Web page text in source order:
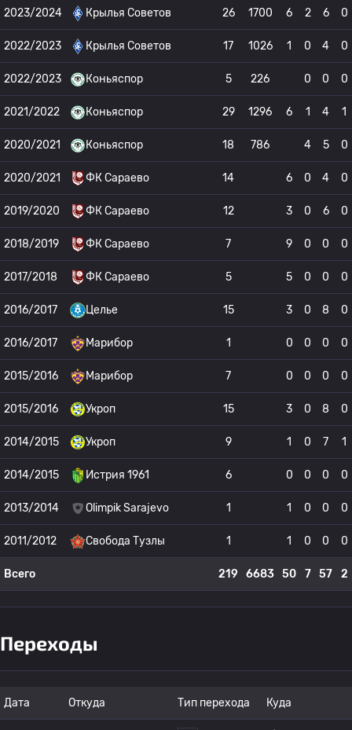
2023/2024 Крылья Советов 26 1700 6 2 6 0
2022/2023 Крылья Советов 17 1026 1 0 4 0
2022/2023 Коньяспор 5 226 0 0 0
2021/2022 Коньяспор 29 1296 6 1 4 1
2020/2021 Коньяспор 18 786 4 5 0
2020/2021 ФК Сараево 14 6 0 4 0
2019/2020 ФК Сараево 12 3 0 6 0
2018/2019 ФК Сараево 7 9 0 0 0
2017/2018 ФК Сараево 5 5 0 0 0
2016/2017 Целье 15 3 0 8 0
2016/2017 Марибор 1 0 0 0 0
2015/2016 Марибор 7 0 0 0 0
2015/2016 Укроп 15 3 0 8 0
2014/2015 Укроп 9 1 0 7 1
2014/2015 Истрия 1961 6 0 0 0 0
2013/2014 Olimpik Sarajevo 1 1 0 0 0
2011/2012 Свобода Тузлы 1 1 0 0 0
Всего 219 6683 50 7 57 2
Переходы
Дата Откуда Тип перехода Куда